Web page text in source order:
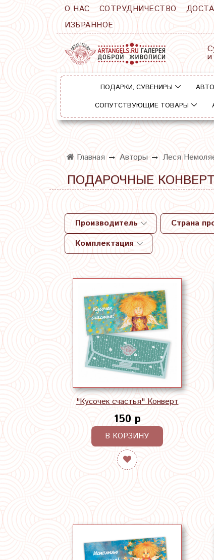
О НАС СОТРУДНИЧЕСТВО
ИЗБРАННОЕ
и
ПОДАРКИ, СУВЕНИРЫ
СОПУТСТВУЮЩИЕ ТОВАРЫ
Главная Авторы Леся
ПОДАРОЧНЫЕ
Производитель Страна
Комплектация
"Кусочек счастья" Конверт
150 р
В КОРЗИНУ